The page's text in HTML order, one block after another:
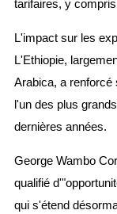
tarifaires, y
L'impact sur les
L'Ethiopie,
Arabica, a renforcé
l'un des plus
dernières années.
George Wambo
qualifié
qui s'étend